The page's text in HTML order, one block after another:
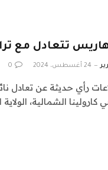
تتعادل مع
24 أغسطس، 2024 0
رأي حديثة عن تعادل
الشمالية، الولاية